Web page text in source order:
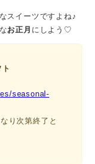
スイーツですよね♪
お正月 にしよう♡
seasonal-
り次第終了と